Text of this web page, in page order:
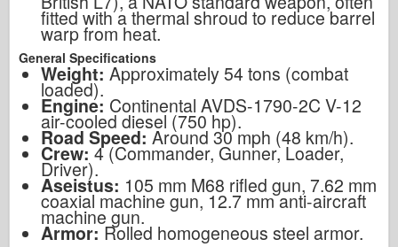
fitted with a thermal shroud to reduce barrel
warp from heat.
General Specifications
Weight: Approximately 54 tons (combat
loaded).
Engine: Continental AVDS-1790-2C V-12
air-cooled diesel (750 hp).
Road Speed: Around 30 mph (48 km/h).
Crew: 4 (Commander, Gunner, Loader,
Driver).
Aseistus: 105 mm M68 rifled gun, 7.62 mm
coaxial machine gun, 12.7 mm anti-aircraft
machine gun.
Armor: Rolled homogeneous steel armor.